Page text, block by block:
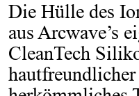
Die Hülle des
aus Arcwave’s
CleanTech